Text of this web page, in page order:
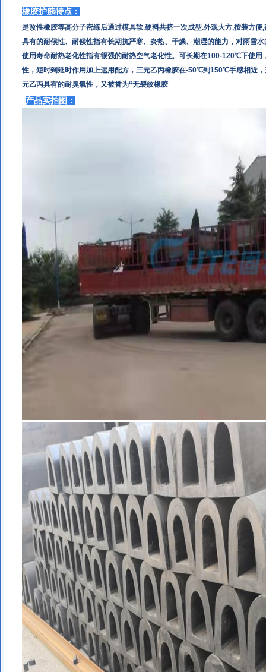
橡胶护舷特点：
是改性橡胶等高分子密练后通过模具软.硬料共挤一次成型.外观大方,按装方便,
具有的耐候性、耐候性指有长期抗严寒、炎热、干燥、潮湿的能力，对雨雪
使用寿命耐热老化性指有很强的耐热空气老化性。可长期在100-120℃下使用
性，短时到延时作用加上运用配方，三元乙丙橡胶在-50℃到150℃手感相近，
元乙丙具有的耐臭氧性，又被誉为“无裂纹橡胶
产品实拍图：